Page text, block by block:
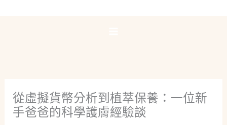
從虛擬貨幣分析到植萃保養：一位新
手爸爸的科學護膚經驗談